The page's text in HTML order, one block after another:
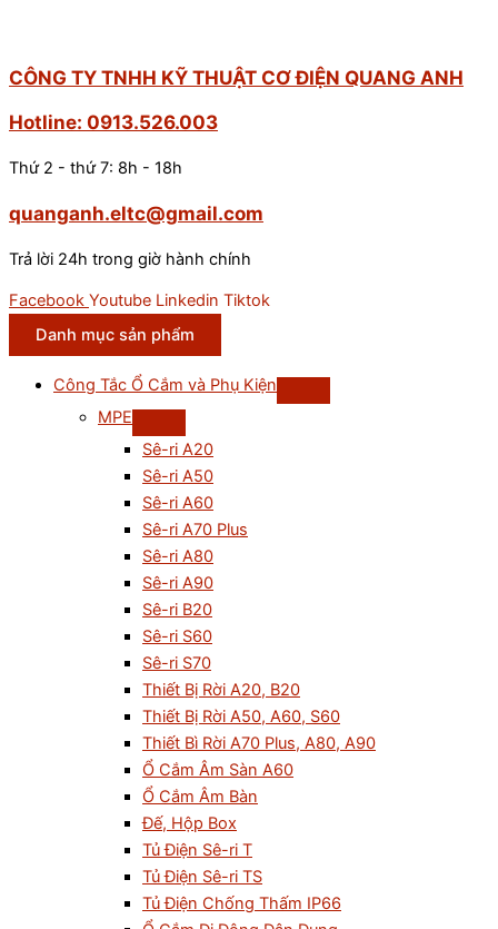
CÔNG TY TNHH KỸ THUẬT CƠ ĐIỆN QUANG ANH
Hotline: 0913.526.003
Thứ 2 - thứ 7: 8h - 18h
quanganh.eltc@gmail.com
Trả lời 24h trong giờ hành chính
Facebook Youtube Linkedin Tiktok
Danh mục sản phẩm
Công Tắc Ổ Cắm và Phụ Kiện
MPE
Sê-ri A20
Sê-ri A50
Sê-ri A60
Sê-ri A70 Plus
Sê-ri A80
Sê-ri A90
Sê-ri B20
Sê-ri S60
Sê-ri S70
Thiết Bị Rời A20, B20
Thiết Bị Rời A50, A60, S60
Thiết Bì Rời A70 Plus, A80, A90
Ổ Cắm Âm Sàn A60
Ổ Cắm Âm Bàn
Đế, Hộp Box
Tủ Điện Sê-ri T
Tủ Điện Sê-ri TS
Tủ Điện Chống Thấm IP66